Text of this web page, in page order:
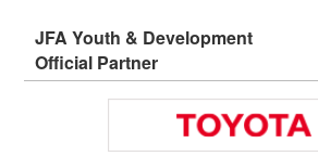
JFA Youth & Development
Official Partner